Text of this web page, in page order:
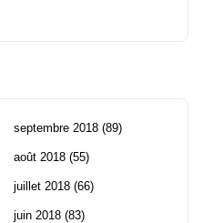
septembre 2018 (89)
août 2018 (55)
juillet 2018 (66)
juin 2018 (83)